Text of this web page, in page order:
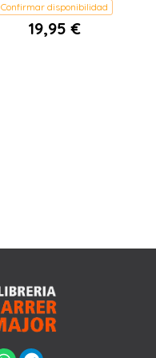
Confirmar disponibilidad
19,95 €